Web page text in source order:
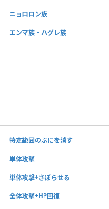
ニョロロン族
エンマ族・ハグレ族
特定範囲のぷにを消す
単体攻撃
単体攻撃+さぼらせる
全体攻撃+HP回復